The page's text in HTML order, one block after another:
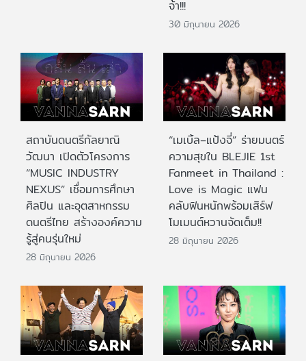
จ้า!!!
30 มิถุนายน 2026
สถาบันดนตรีกัลยาณิ
วัฒนา เปิดตัวโครงการ
“MUSIC INDUSTRY
NEXUS” เชื่อมการศึกษา
ศิลปิน และอุตสาหกรรม
ดนตรีไทย สร้างองค์ความ
รู้สู่คนรุ่นใหม่
28 มิถุนายน 2026
“เมเบิ้ล–แป้งจี่” ร่ายมนตร์
ความสุขใน BLEJIE 1st
Fanmeet in Thailand :
Love is Magic แฟน
คลับฟินหนักพร้อมเสิร์ฟ
โมเมนต์หวานจัดเต็ม!!
28 มิถุนายน 2026